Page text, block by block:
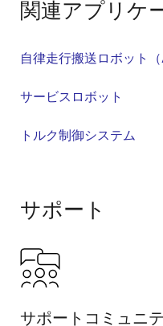
関連アプリケ
自律走行搬送ロボット（
サービスロボット
トルク制御システム
サポート
サポートコミュニ